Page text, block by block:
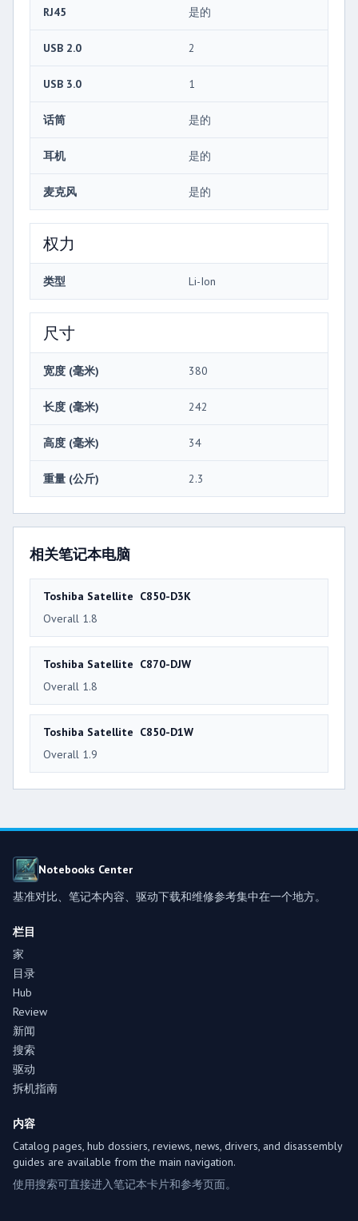
RJ45 是的
USB 2.0 2
USB 3.0 1
话筒 是的
耳机 是的
麦克风 是的
权力
类型 Li-Ion
尺寸
宽度 (毫米) 380
长度 (毫米) 242
高度 (毫米) 34
重量 (公斤) 2.3
相关笔记本电脑
Toshiba Satellite C850-D3K
Overall 1.8
Toshiba Satellite C870-DJW
Overall 1.8
Toshiba Satellite C850-D1W
Overall 1.9
Notebooks Center
基准对比、笔记本内容、驱动下载和维修参考集中在一个地方。
栏目
家
目录
Hub
Review
新闻
搜索
驱动
拆机指南
内容
Catalog pages, hub dossiers, reviews, news, drivers, and disassembly
guides are available from the main navigation.
使用搜索可直接进入笔记本卡片和参考页面。